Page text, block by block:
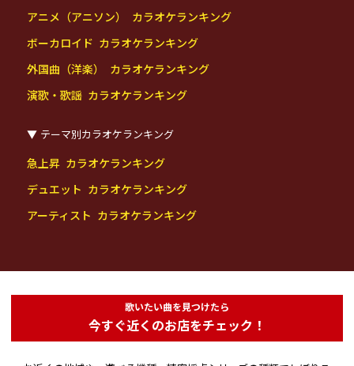
アニメ（アニソン） カラオケランキング
ボーカロイド カラオケランキング
外国曲（洋楽） カラオケランキング
演歌・歌謡 カラオケランキング
テーマ別カラオケランキング
急上昇 カラオケランキング
デュエット カラオケランキング
アーティスト カラオケランキング
歌いたい曲を見つけたら
今すぐ近くのお店をチェック！